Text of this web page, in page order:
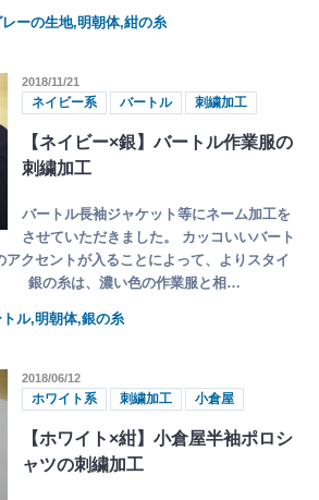
ーの生地,明朝体,紺の糸
2018/11/21
ネイビー系 バートル 刺繍加工
【ネイビー×銀】バートル作業服の
刺繍加工
バートル長袖ジャケット等にネーム加工を
させていただきました。 カッコいいバート
クセントが入ることによって、よりスタイ
銀の糸は、濃い色の作業服と相…
ル,明朝体,銀の糸
2018/06/12
ホワイト系 刺繍加工 小倉屋
【ホワイト×紺】小倉屋半袖ポロシ
ャツの刺繍加工